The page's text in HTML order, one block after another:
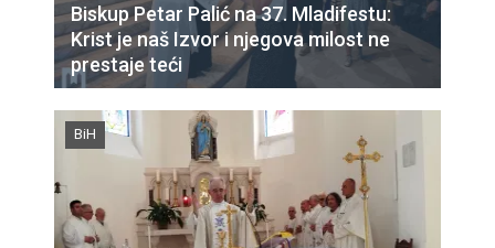
Biskup Petar Palić na 37. Mladifestu:
Krist je naš Izvor i njegova milost ne
prestaje teći
BiH